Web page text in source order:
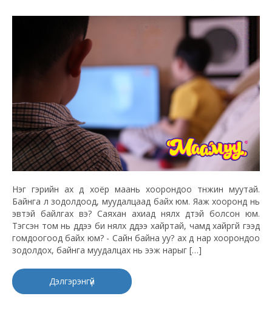
Нэг гэрийн ах дүү хоёр маань хоорондоо түнжин муутай.
Байнга л зодолдоод, муудалцаад байх юм. Яаж хооронд нь
эвтэй байлгах вэ? Саяхан ахиад нялх дүүтэй болсон юм.
Тэгсэн том нь дүүдээ би нялх дүүдээ хайртай, чамд хайргүй гээд
гомдоогоод байх юм? - Сайн байна уу? ах дүү нар хоорондоо
зодолдох, байнга муудалцах нь ээж нарыг […]
Дэлгэрэнгүй